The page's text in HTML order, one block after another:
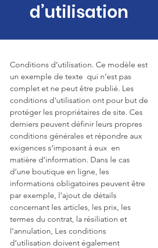
d’utilisation
Conditions d’utilisation. Ce modèle est
un exemple de texte qui n’est pas
complet et ne peut être publié. Les
conditions d'utilisation ont pour but de
protéger les propriétaires de site. Ces
derniers peuvent définir leurs propres
conditions générales et répondre aux
exigences s’imposant à eux en
matière d’information. Dans le cas
d’une boutique en ligne, les
informations obligatoires peuvent être
par exemple, l’ajout de détails
concernant les articles, les prix, les
termes du contrat, la résiliation et
l’annulation, Les conditions
d’utilisation doivent également